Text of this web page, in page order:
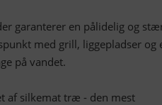
garanterer en pålidelig og
med grill, liggepladser og
på vandet.
af silkemat træ - den mest